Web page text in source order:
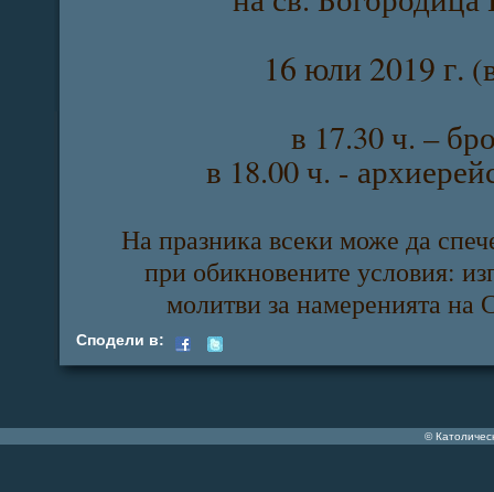
16 юли 2019 г.
в 17.30 ч. –
в 18.00 ч. -
На празника всеки може да
при обикновените условия:
молитви за намеренията на
Сподели в:
©